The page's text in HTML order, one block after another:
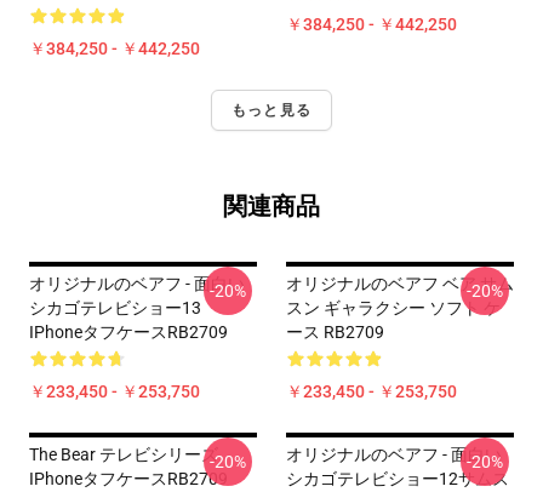
￥384,250 - ￥442,250
￥384,250 - ￥442,250
もっと見る
関連商品
オリジナルのベアフ - 面白い
シカゴテレビショー13
IPhoneタフケースRB2709
￥233,450 - ￥253,750
-20%
オリジナルのベアフ ベア サム
スン ギャラクシー ソフト ケ
ース RB2709
￥233,450 - ￥253,750
-20%
The Bear テレビシリーズ
IPhoneタフケースRB2709
-20%
オリジナルのベアフ - 面白い
シカゴテレビショー12サムス
-20%